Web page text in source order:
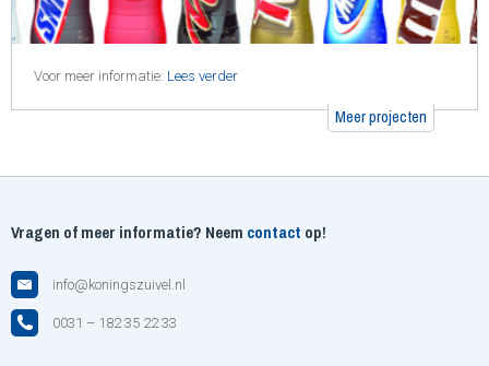
Voor meer informatie: Lees verder
Meer projecten
Vragen of meer informatie? Neem contact op!
info@koningszuivel.nl
0031 – 182 35 22 33